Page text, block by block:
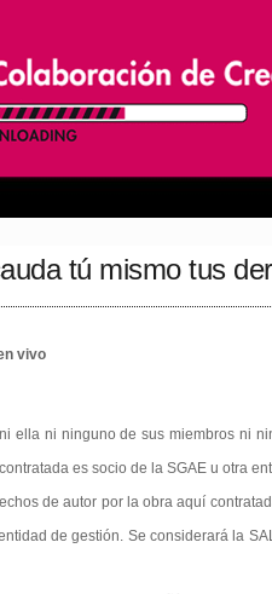
tú mismo tus
vivo
ella ni ninguno de sus miembros ni
es socio de la SGAE u otra
de autor por la obra aquí
de gestión. Se considerará la